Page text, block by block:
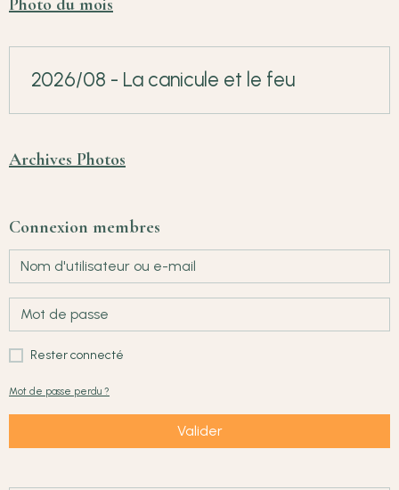
Photo du mois
2026/08 - La canicule et le feu
Archives Photos
Connexion membres
Rester connecté
Mot de passe perdu ?
Valider